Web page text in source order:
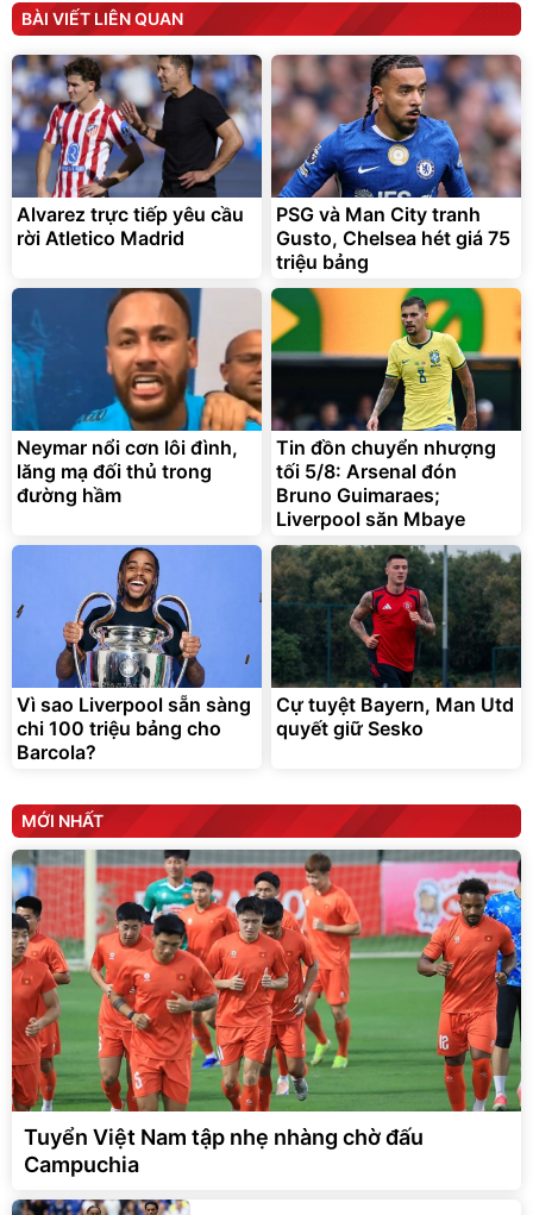
Máy ép chậm trái cây
Elmich JEE 1855OL
3.000.000đ
2.143.650đ
Flash Sale
Máy rửa xe cầm tay xịt rửa
cao áp có tạo bọt tuyết
399.000
Đã bán nhiều
Bạt phủ xe ô tô cao cấp,
tráng nhôm 03 lớp
392.000đ
325.000đ
Đã bán nhiều
Xe đạp điện trợ lực G-
Force C14 gấp gọn bỏ cốp
tiện lợi
9.900.000 đ
7.092.000đ
Đang xem nhiều
G-FORCE VIETNA
BÀI VIẾT LIÊN QUAN
Alvarez trực tiếp yêu cầu
rời Atletico Madrid
PSG và Man City tranh
Gusto, Chelsea hét giá 75
triệu bảng
Neymar nổi cơn lôi đình,
lăng mạ đối thủ trong
đường hầm
Tin đồn chuyển nhượng
tối 5/8: Arsenal đón
Bruno Guimaraes;
Liverpool săn Mbaye
Vì sao Liverpool sẵn sàng
chi 100 triệu bảng cho
Barcola?
Cự tuyệt Bayern, Man Utd
quyết giữ Sesko
MỚI NHẤT
Tuyển Việt Nam tập nhẹ nhàng chờ đấu
Campuchia